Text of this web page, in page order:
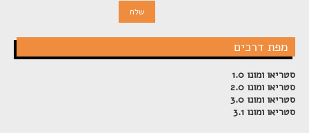
מפת דרכים
סטריאו ומונו 1.0
סטריאו ומונו 2.0
סטריאו ומונו 3.0
סטריאו ומונו 3.1